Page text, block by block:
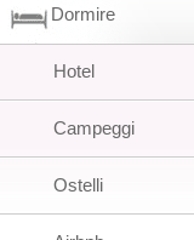
Dormire
Hotel
Campeggi
Ostelli